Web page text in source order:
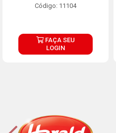
Código: 11104
FAÇA SEU
LOGIN